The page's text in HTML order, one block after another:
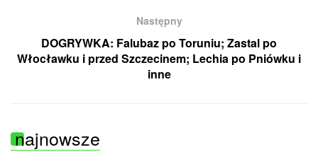
Następny
DOGRYWKA: Falubaz po Toruniu; Zastal po
Włocławku i przed Szczecinem; Lechia po Pniówku i
inne
najnowsze